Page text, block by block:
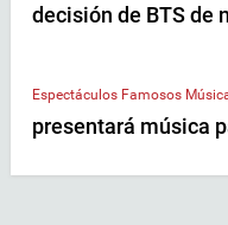
decisión de BTS de
Espectáculos Famosos
presentará música